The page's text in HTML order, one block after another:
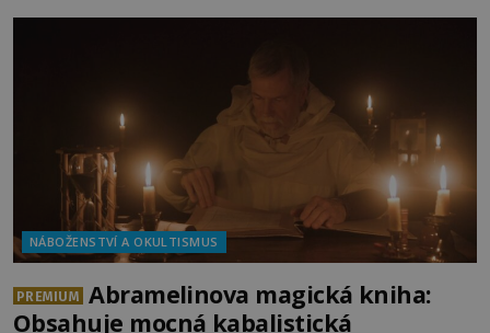
NÁBOŽENSTVÍ A OKULTISMUS
PREMIUM
Abramelinova magická kniha:
Obsahuje mocná kabalistická